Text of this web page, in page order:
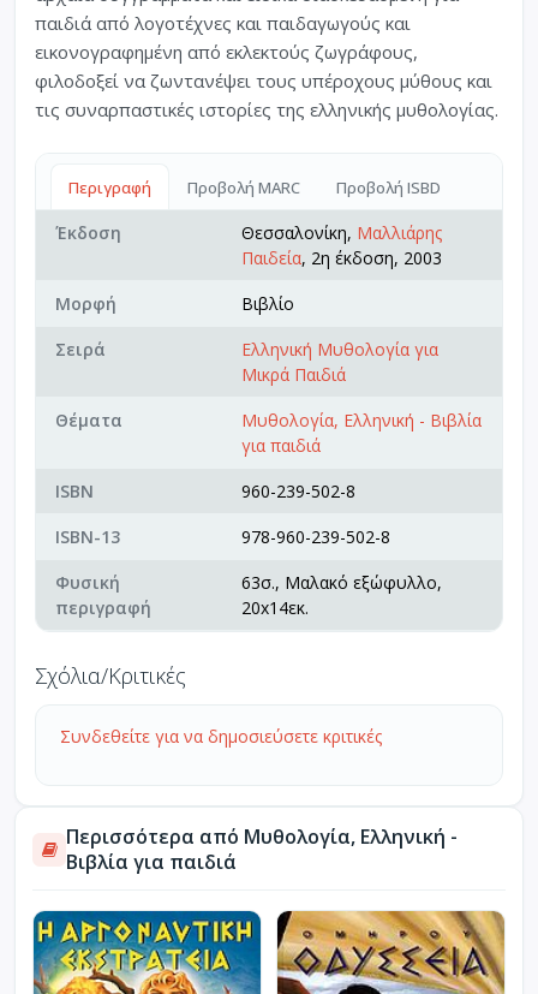
παιδιά από λογοτέχνες και παιδαγωγούς και
εικονογραφημένη από εκλεκτούς ζωγράφους,
φιλοδοξεί να ζωντανέψει τους υπέροχους μύθους και
τις συναρπαστικές ιστορίες της ελληνικής μυθολογίας.
Περιγραφή Προβολή MARC Προβολή ISBD
Έκδοση Θεσσαλονίκη, Μαλλιάρης
Παιδεία, 2η έκδοση, 2003
Μορφή
Βιβλίο
Σειρά
Ελληνική Μυθολογία για
Μικρά Παιδιά
Θέματα
Μυθολογία, Ελληνική - Βιβλία
για παιδιά
ISBN
960-239-502-8
ISBN-13
978-960-239-502-8
Φυσική
περιγραφή
63σ., Μαλακό εξώφυλλο,
20x14εκ.
Σχόλια/Κριτικές
Συνδεθείτε για να δημοσιεύσετε κριτικές
Περισσότερα από Μυθολογία, Ελληνική -
Βιβλία για παιδιά